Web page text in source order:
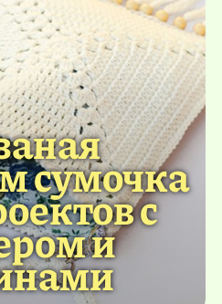
сумочка
с
и